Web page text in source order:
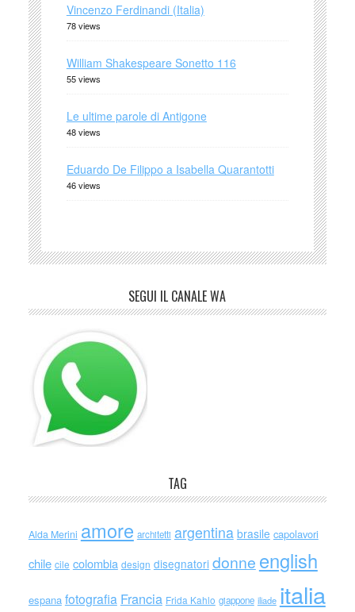
Vincenzo Ferdinandi (Italia)
78 views
William Shakespeare Sonetto 116
55 views
Le ultime parole di Antigone
48 views
Eduardo De Filippo a Isabella Quarantotti
46 views
SEGUI IL CANALE WA
TAG
Alda Merini amore architetti argentina brasile capolavori
chile cile colombia design disegnatori donne english
espana fotografia Francia Frida Kahlo giappone iliade italia